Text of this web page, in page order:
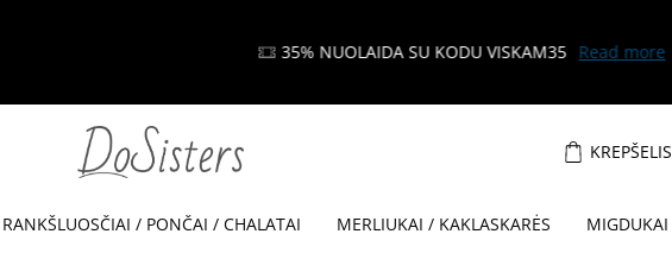
NUOLAIDA SU KODU VISKAM35 Read more
KREPŠELIS
RANKŠLUOSČIAI / PONČAI / CHALATAI MERLIUKAI / KAKLASKARĖS MIGDUKAI